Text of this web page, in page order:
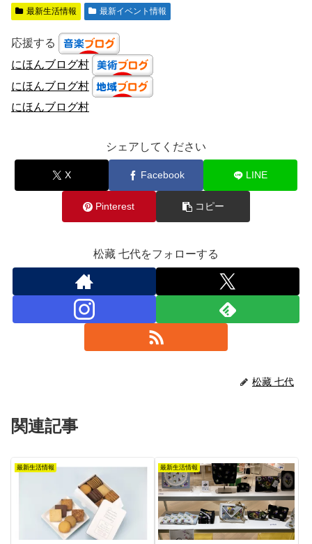
最新生活情報 最新イベント情報
応援する
にほんブログ村
にほんブログ村
にほんブログ村
シェアしてください
X Facebook LINE
Pinterest コピー
松藏 七代をフォローする
松藏 七代
関連記事
最新生活情報 最新生活情報